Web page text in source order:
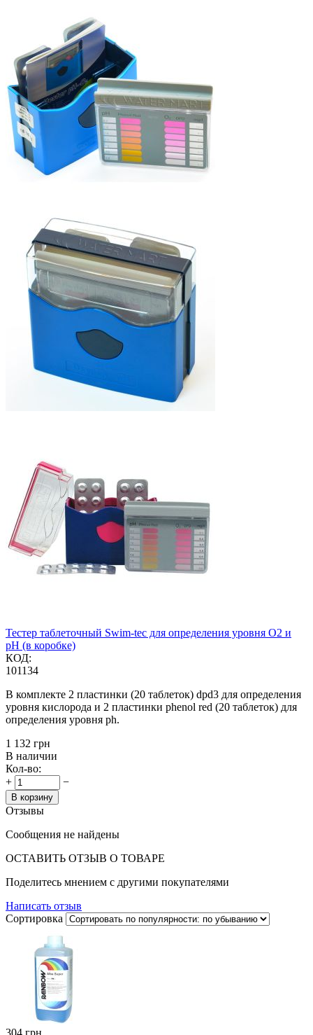
Тестер таблеточный Swim-tec для определения уровня О2 и
pH (в коробке)
КОД:
101134
В комплекте 2 пластинки (20 таблеток) dpd3 для определения
уровня кислорода и 2 пластинки phenol red (20 таблеток) для
определения уровня ph.
‍1 132‍ грн
В наличии
Кол-во:
+
−
В корзину
Отзывы
Сообщения не найдены
ОСТАВИТЬ ОТЗЫВ О ТОВАРЕ
Поделитесь мнением с другими покупателями
Написать отзыв
Сортировка
‍304‍ грн